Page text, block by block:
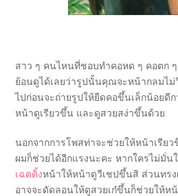
สาว ๆ คนไหนที่ชอบทำคอหด ๆ คอตก ๆ
ย้อนดูได้เลยว่ารูปนั้นคุณจะหน้ากลมไม่
ไปก่อนจะถ่ายรูปให้ยืดคอขึ้นเล็กน้อยดี
หน้าดูเรียวขึ้น และดูสวยสง่าขึ้นด้วย
นอกจากการโพสท่าจะช่วยให้หน้าเรีย
ผมก็ช่วยได้อีกแรงนะคะ หากใครไม่มั่น
เฉดดิ้งหน้าให้หน้าดูวีเชปขึ้นสิ ส่วนทรง
อาจจะดัดลอนให้ดูสวยเก๋ขึ้นก็ช่วยให้ห